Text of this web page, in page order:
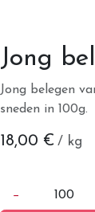
Jong
Jong belegen
sneden in 100g.
18,00 € / kg
− 100